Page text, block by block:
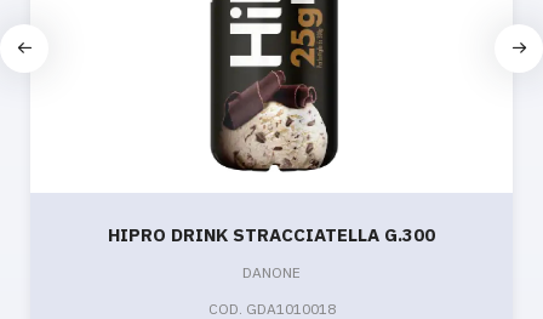
HIPRO DRINK STRACCIATELLA G.300
DANONE
COD. GDA1010018